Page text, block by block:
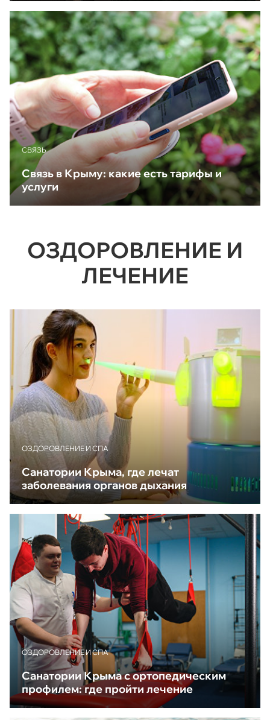
CВЯЗЬ
Связь в Крыму: какие есть тарифы и
услуги
ОЗДОРОВЛЕНИЕ И
ЛЕЧЕНИЕ
ОЗДОРОВЛЕНИЕ И СПА
Санатории Крыма, где лечат
заболевания органов дыхания
ОЗДОРОВЛЕНИЕ И СПА
Санатории Крыма с ортопедическим
профилем: где пройти лечение